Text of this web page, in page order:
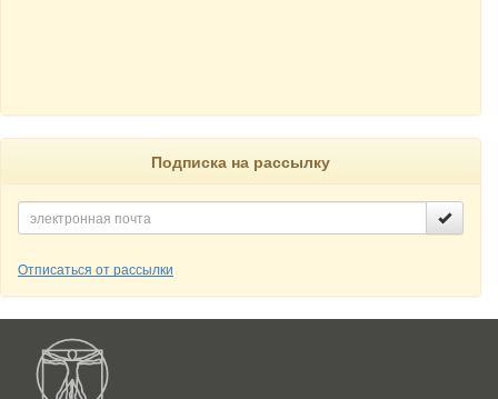
Подписка на рассылку
Отписаться от рассылки